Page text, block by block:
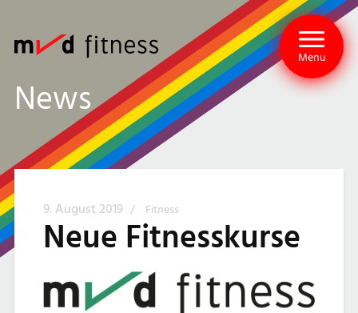
Menu
News
9. August 2019 / Fitness
Neue Fitnesskurse